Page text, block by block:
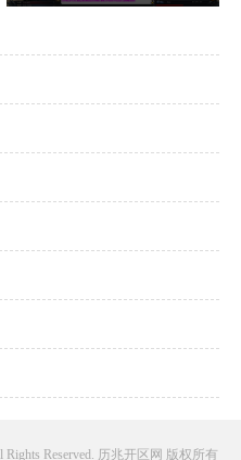
Rights Reserved. 历兆开区网 版权所有